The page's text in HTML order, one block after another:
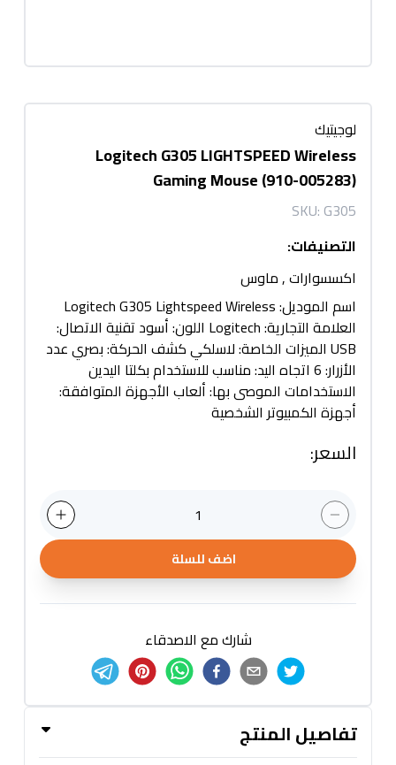
لوجيتيك
Logitech G305 LIGHTSPEED Wireless
Gaming Mouse (910-005283)
SKU: G305
التصنيفات:
اكسسوارات,ماوس
اسم الموديل: Logitech G305 Lightspeed Wireless
العلامة التجارية: Logitech اللون: أسود تقنية الاتصال:
USB الميزات الخاصة: لاسلكي كشف الحركة: بصري عدد
الأزرار: 6 اتجاه اليد: مناسب للاستخدام بكلتا اليدين
الاستخدامات الموصى بها: ألعاب الأجهزة المتوافقة:
أجهزة الكمبيوتر الشخصية
السعر:
1
اضف للسلة
شارك مع الاصدقاء
تفاصيل المنتج